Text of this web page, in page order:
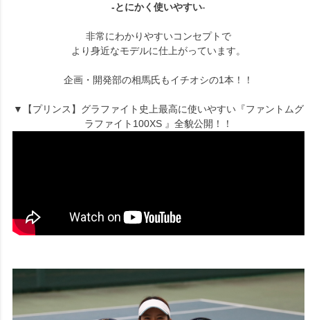
-とにかく使いやすい-
非常にわかりやすいコンセプトで
より身近なモデルに仕上がっています。
企画・開発部の相馬氏もイチオシの1本！！
▼【プリンス】グラファイト史上最高に使いやすい『ファントムグ
ラファイト100XS 』全貌公開！！